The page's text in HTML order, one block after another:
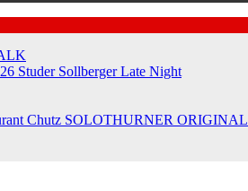
Studer Sollberger Late Night
Chutz SOLOTHURNER ORIGINAL